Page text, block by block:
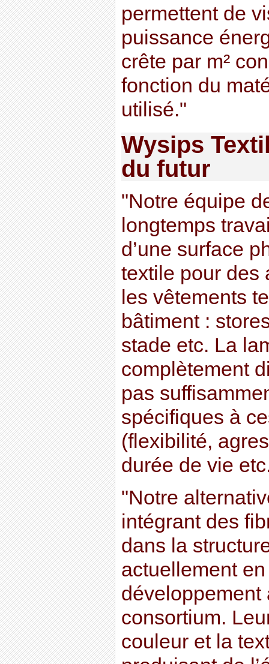
permettent de
puissance
crête par m²
fonction du
utilisé."
Wysips
du futur
"Notre équipe
longtemps
d’une surface
textile pour des
les vêtements
bâtiment :
stade etc. La
complètement
pas
spécifiques à
(flexibilité,
durée de vie
"Notre
intégrant des
dans la
actuellement
développement
consortium.
couleur et la